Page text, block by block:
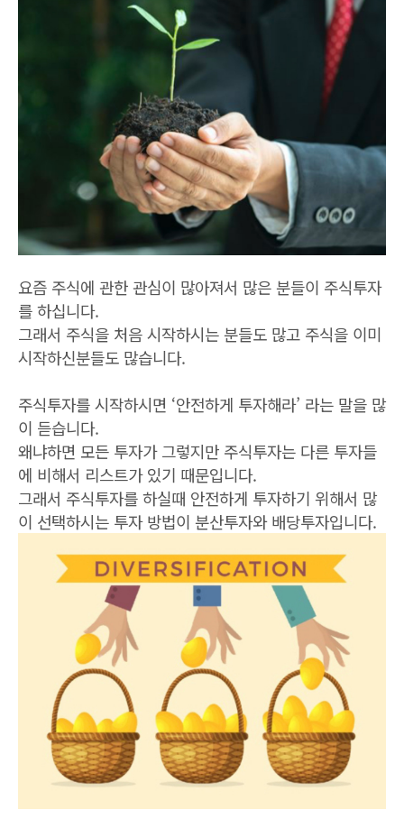
요즘 주식에 관한 관심이 많아져서 많은 분들이 주식투자
를 하십니다.
그래서 주식을 처음 시작하시는 분들도 많고 주식을 이미
시작하신분들도 많습니다.
주식투자를 시작하시면 ‘안전하게 투자해라’ 라는 말을 많
이 듣습니다.
왜냐하면 모든 투자가 그렇지만 주식투자는 다른 투자들
에 비해서 리스트가 있기 때문입니다.
그래서 주식투자를 하실때 안전하게 투자하기 위해서 많
이 선택하시는 투자 방법이 분산투자와 배당투자입니다.